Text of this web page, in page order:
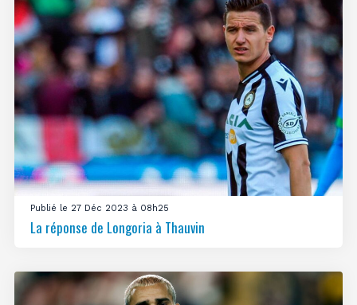
Publié le 27 Déc 2023 à 08h25
La réponse de Longoria à Thauvin